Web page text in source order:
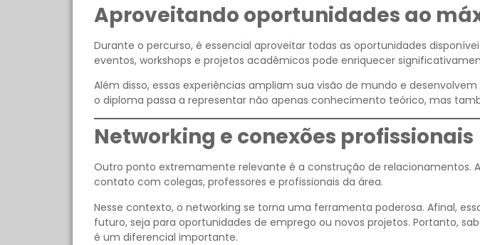
Aproveitando oportunidades ao
Durante o percurso, é essencial aproveitar todas as oportunidades
eventos, workshops e projetos acadêmicos pode enriquecer
Além disso, essas experiências ampliam sua visão de mundo e
o diploma passa a representar não apenas conhecimento teórico, mas
Networking e conexões profissionais
Outro ponto extremamente relevante é a construção de relacionamentos.
contato com colegas, professores e profissionais da área.
Nesse contexto, o networking se torna uma ferramenta poderosa. Afinal,
futuro, seja para oportunidades de emprego ou novos projetos. Portanto,
é um diferencial importante.